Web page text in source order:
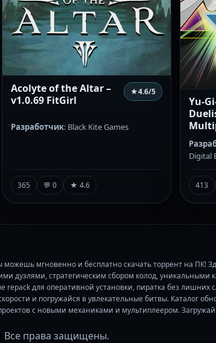
Acolyte of the Altar –
v1.0.69 FitGirl
★4.6/5
Разработчик: Black Kite Games
365 💬 0 ★ 4.6
Yu-
Digital
413
можешь мгновенно и бесплатно скачать торрент на
дуэлями, стратегическим сбором колод,
repack для оперативной установки, пиратка без
и погружайся в увлекательные битвы. Каталог
с новыми механиками и мультиплеером.
права защищены.